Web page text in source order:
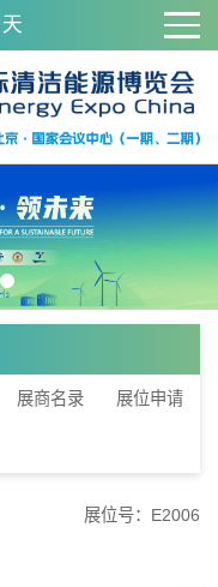
天
展商名录 展位申请
展位号：E2006